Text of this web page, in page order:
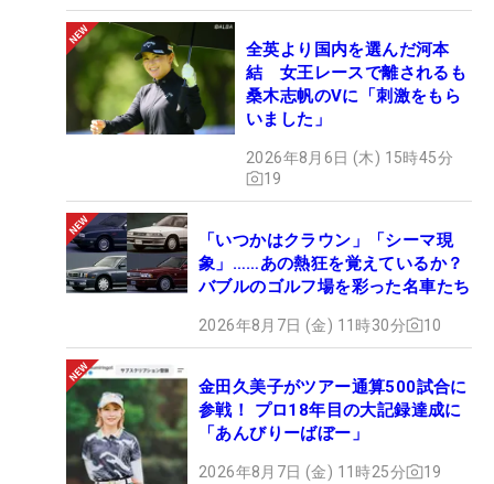
全英より国内を選んだ河本
結 女王レースで離されるも
桑木志帆のVに「刺激をもら
いました」
2026年8月6日 (木) 15時45分
19
「いつかはクラウン」「シーマ現
象」……あの熱狂を覚えているか？
バブルのゴルフ場を彩った名車たち
2026年8月7日 (金) 11時30分 10
金田久美子がツアー通算500試合に
参戦！ プロ18年目の大記録達成に
「あんびりーばぼー」
2026年8月7日 (金) 11時25分 19